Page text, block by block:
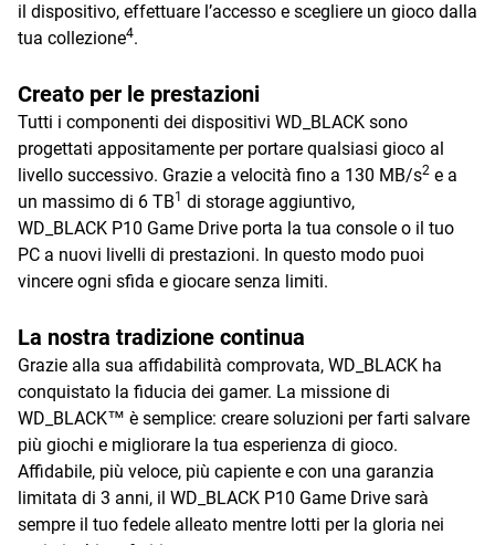
il dispositivo, effettuare l’accesso e scegliere un gioco dalla
tua collezione4.
Creato per le prestazioni
Tutti i componenti dei dispositivi WD_BLACK sono
progettati appositamente per portare qualsiasi gioco al
livello successivo. Grazie a velocità fino a 130 MB/s2 e a
un massimo di 6 TB1 di storage aggiuntivo,
WD_BLACK P10 Game Drive porta la tua console o il tuo
PC a nuovi livelli di prestazioni. In questo modo puoi
vincere ogni sfida e giocare senza limiti.
La nostra tradizione continua
Grazie alla sua affidabilità comprovata, WD_BLACK ha
conquistato la fiducia dei gamer. La missione di
WD_BLACK™ è semplice: creare soluzioni per farti salvare
più giochi e migliorare la tua esperienza di gioco.
Affidabile, più veloce, più capiente e con una garanzia
limitata di 3 anni, il WD_BLACK P10 Game Drive sarà
sempre il tuo fedele alleato mentre lotti per la gloria nei